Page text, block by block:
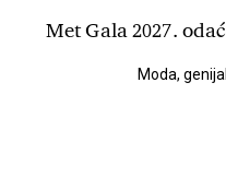
Met Gala 2027.
Moda,